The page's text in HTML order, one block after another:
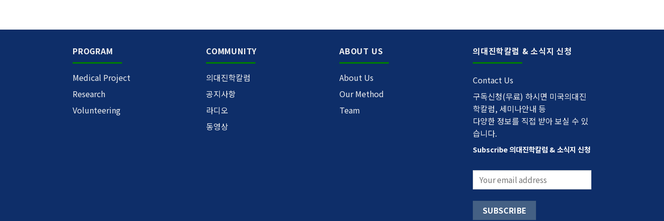
PROGRAM
Medical Project
Research
Volunteering
COMMUNITY
의대진학칼럼
공지사항
라디오
동영상
ABOUT US
About Us
Our Method
Team
의대진학칼럼 & 소식지 신청
Contact Us
구독신청(무료) 하시면 미국의대진
학칼럼, 세미나안내 등
다양한 정보를 직접 받아 보실 수 있
습니다.
Subscribe 의대진학칼럼 & 소식지 신청